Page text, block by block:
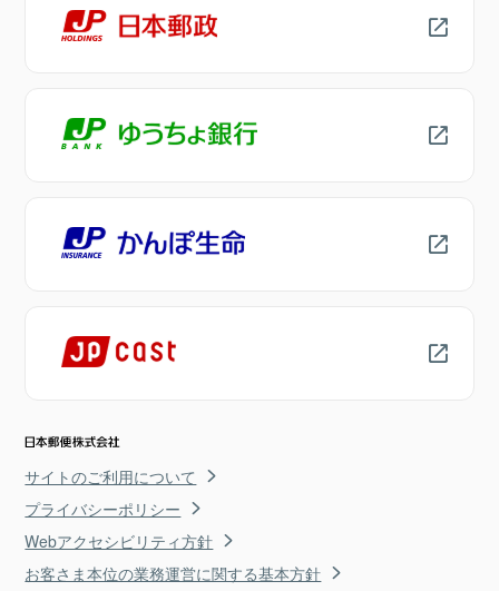
サイトのご利用について
プライバシーポリシー
Webアクセシビリティ方針
お客さま本位の業務運営に関する基本方針